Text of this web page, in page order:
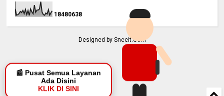
📰 Pusat Semua Layanan
Ada Disini
KLIK DI SINI
1 8480638
Designed by Sneeit.Com